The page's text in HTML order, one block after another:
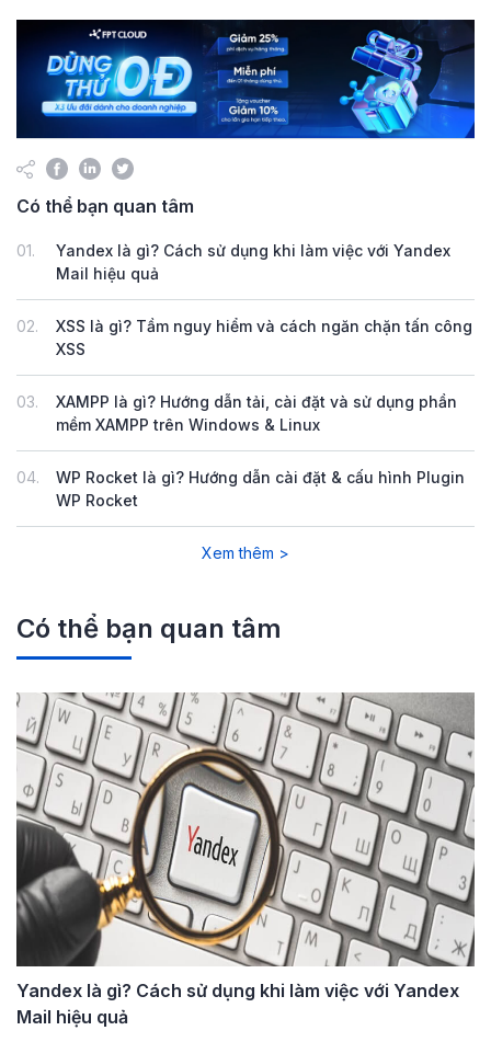
Có thể bạn quan tâm
01.
Yandex là gì? Cách sử dụng khi làm việc với Yandex
Mail hiệu quả
02.
XSS là gì? Tầm nguy hiểm và cách ngăn chặn tấn công
XSS
03.
XAMPP là gì? Hướng dẫn tải, cài đặt và sử dụng phần
mềm XAMPP trên Windows & Linux
04.
WP Rocket là gì? Hướng dẫn cài đặt & cấu hình Plugin
WP Rocket
Xem thêm >
Có thể bạn quan tâm
Yandex là gì? Cách sử dụng khi làm việc với Yandex
Mail hiệu quả